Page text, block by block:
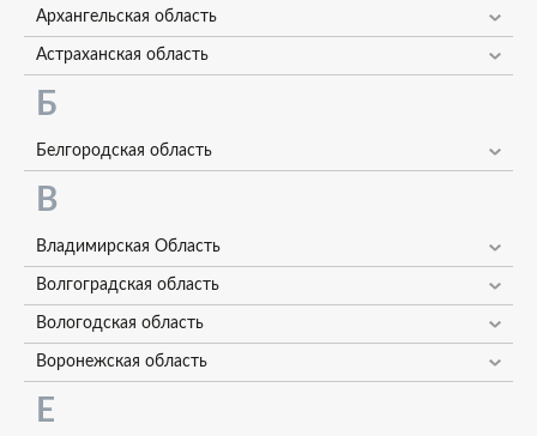
Архангельская область
Астраханская область
Б
Белгородская область
В
Владимирская Область
Волгоградская область
Вологодская область
Воронежская область
Е